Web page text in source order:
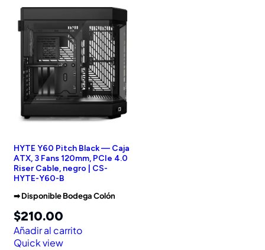
HYTE Y60 Pitch Black — Caja
ATX, 3 Fans 120mm, PCIe 4.0
Riser Cable, negro | CS-
HYTE-Y60-B
➡︎ Disponible Bodega Colón
$210.00
Añadir al carrito
Quick view